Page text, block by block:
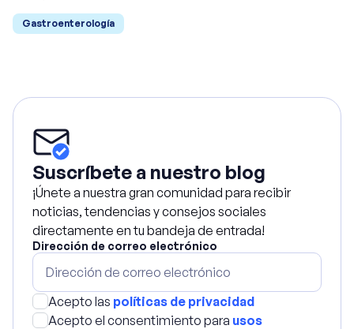
Gastroenterología
Suscríbete a nuestro blog
¡Únete a nuestra gran comunidad para recibir
noticias, tendencias y consejos sociales
directamente en tu bandeja de entrada!
Dirección de correo electrónico
Acepto las políticas de privacidad
Acepto el consentimiento para usos